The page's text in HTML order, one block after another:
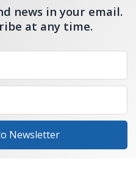
news in your email.
at any time.
Newsletter